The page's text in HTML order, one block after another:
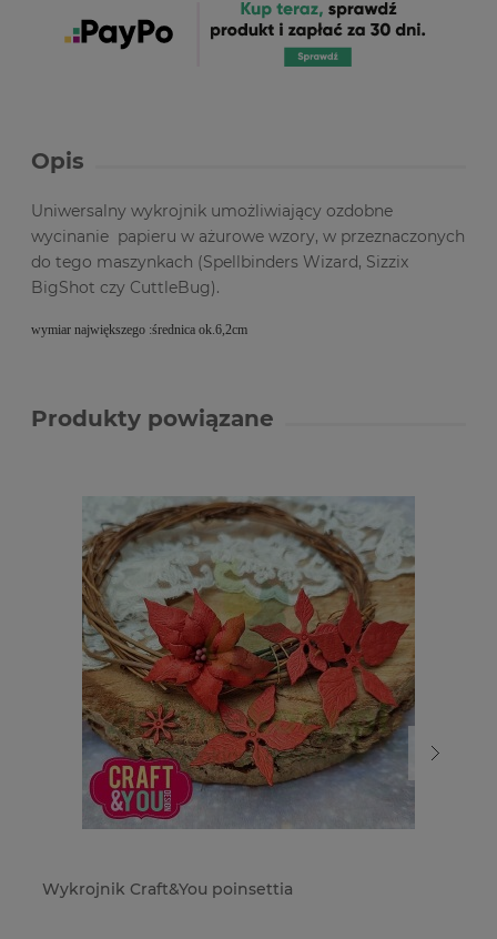
Opis
Uniwersalny wykrojnik umożliwiający ozdobne
wycinanie papieru w ażurowe wzory, w przeznaczonych
do tego maszynkach (Spellbinders Wizard, Sizzix
BigShot czy CuttleBug).
wymiar największego :średnica ok.6,2cm
Produkty powiązane
Wykrojnik Craft&You poinsettia